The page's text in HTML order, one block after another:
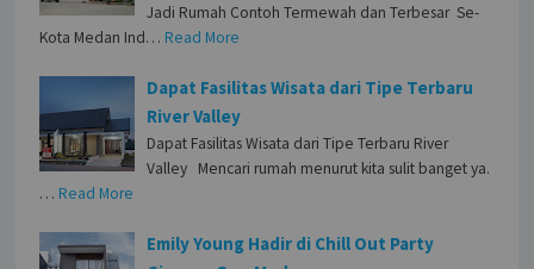
Jadi Rumah Contoh Termewah dan Terbesar Se-
Kota Medan Ind… Read More
Dapat Fasilitas Wisata dari Tipe Terbaru
River Valley
Dapat Fasilitas Wisata dari Tipe Terbaru River
Valley Mencari rumah menurut kita sulit banget ya.
… Read More
Emily Young Hadir di Chill Out Party